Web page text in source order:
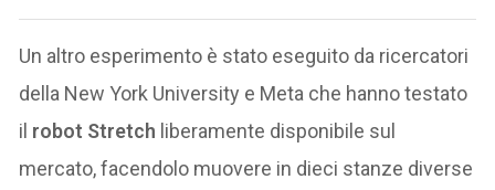
Un altro esperimento è stato eseguito da ricercatori
della New York University e Meta che hanno testato
il robot Stretch liberamente disponibile sul
mercato, facendolo muovere in dieci stanze diverse